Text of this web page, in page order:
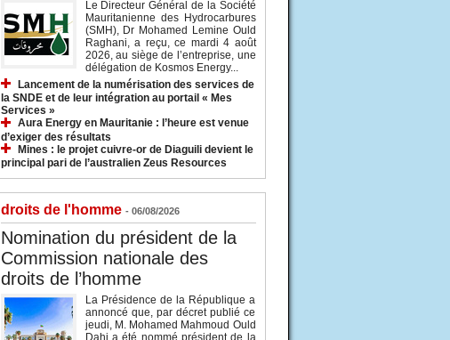
Le Directeur Général de la Société
Mauritanienne des Hydrocarbures
(SMH), Dr Mohamed Lemine Ould
Raghani, a reçu, ce mardi 4 août
2026, au siège de l’entreprise, une
délégation de Kosmos Energy...
Lancement de la numérisation des services de
la SNDE et de leur intégration au portail « Mes
Services »
Aura Energy en Mauritanie : l’heure est venue
d’exiger des résultats
Mines : le projet cuivre-or de Diaguili devient le
principal pari de l’australien Zeus Resources
droits de l'homme - 06/08/2026
Nomination du président de la
Commission nationale des
droits de l’homme
La Présidence de la République a
annoncé que, par décret publié ce
jeudi, M. Mohamed Mahmoud Ould
Dahi a été nommé président de la